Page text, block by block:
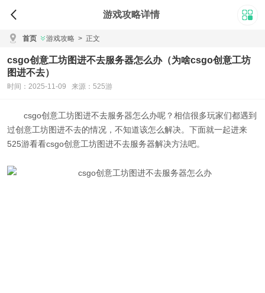
游戏攻略详情
首页 游戏攻略 > 正文
csgo创意工坊图进不去服务器怎么办（为啥csgo创意工坊
图进不去）
时间：2025-11-09 来源：525游
csgo创意工坊图进不去服务器怎么办呢？相信很多玩家们都遇到
过创意工坊图进不去的情况，不知道该怎么解决。下面就一起进来
525游看看csgo创意工坊图进不去服务器解决方法吧。